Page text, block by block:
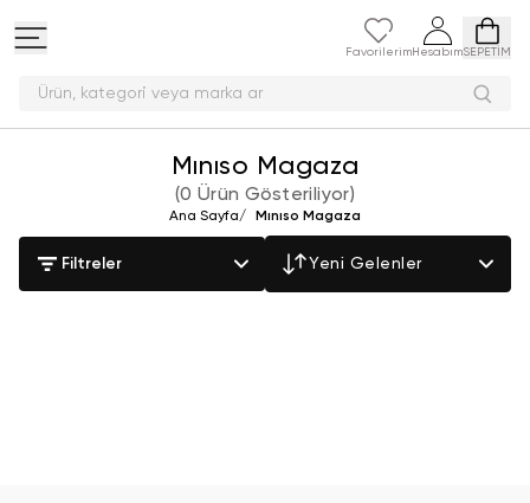
Favorilerim HesabımSEPETİM
Ürün, kategori veya marka a
Mınıso Magaza
(0 Ürün Gösteriliyor)
Ana Sayfa/ Mınıso Magaza
Filtreler Yeni Gelenler